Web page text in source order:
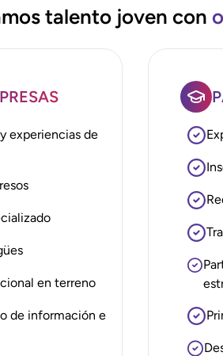
talento joven con
experiencias de
en terreno
de información e